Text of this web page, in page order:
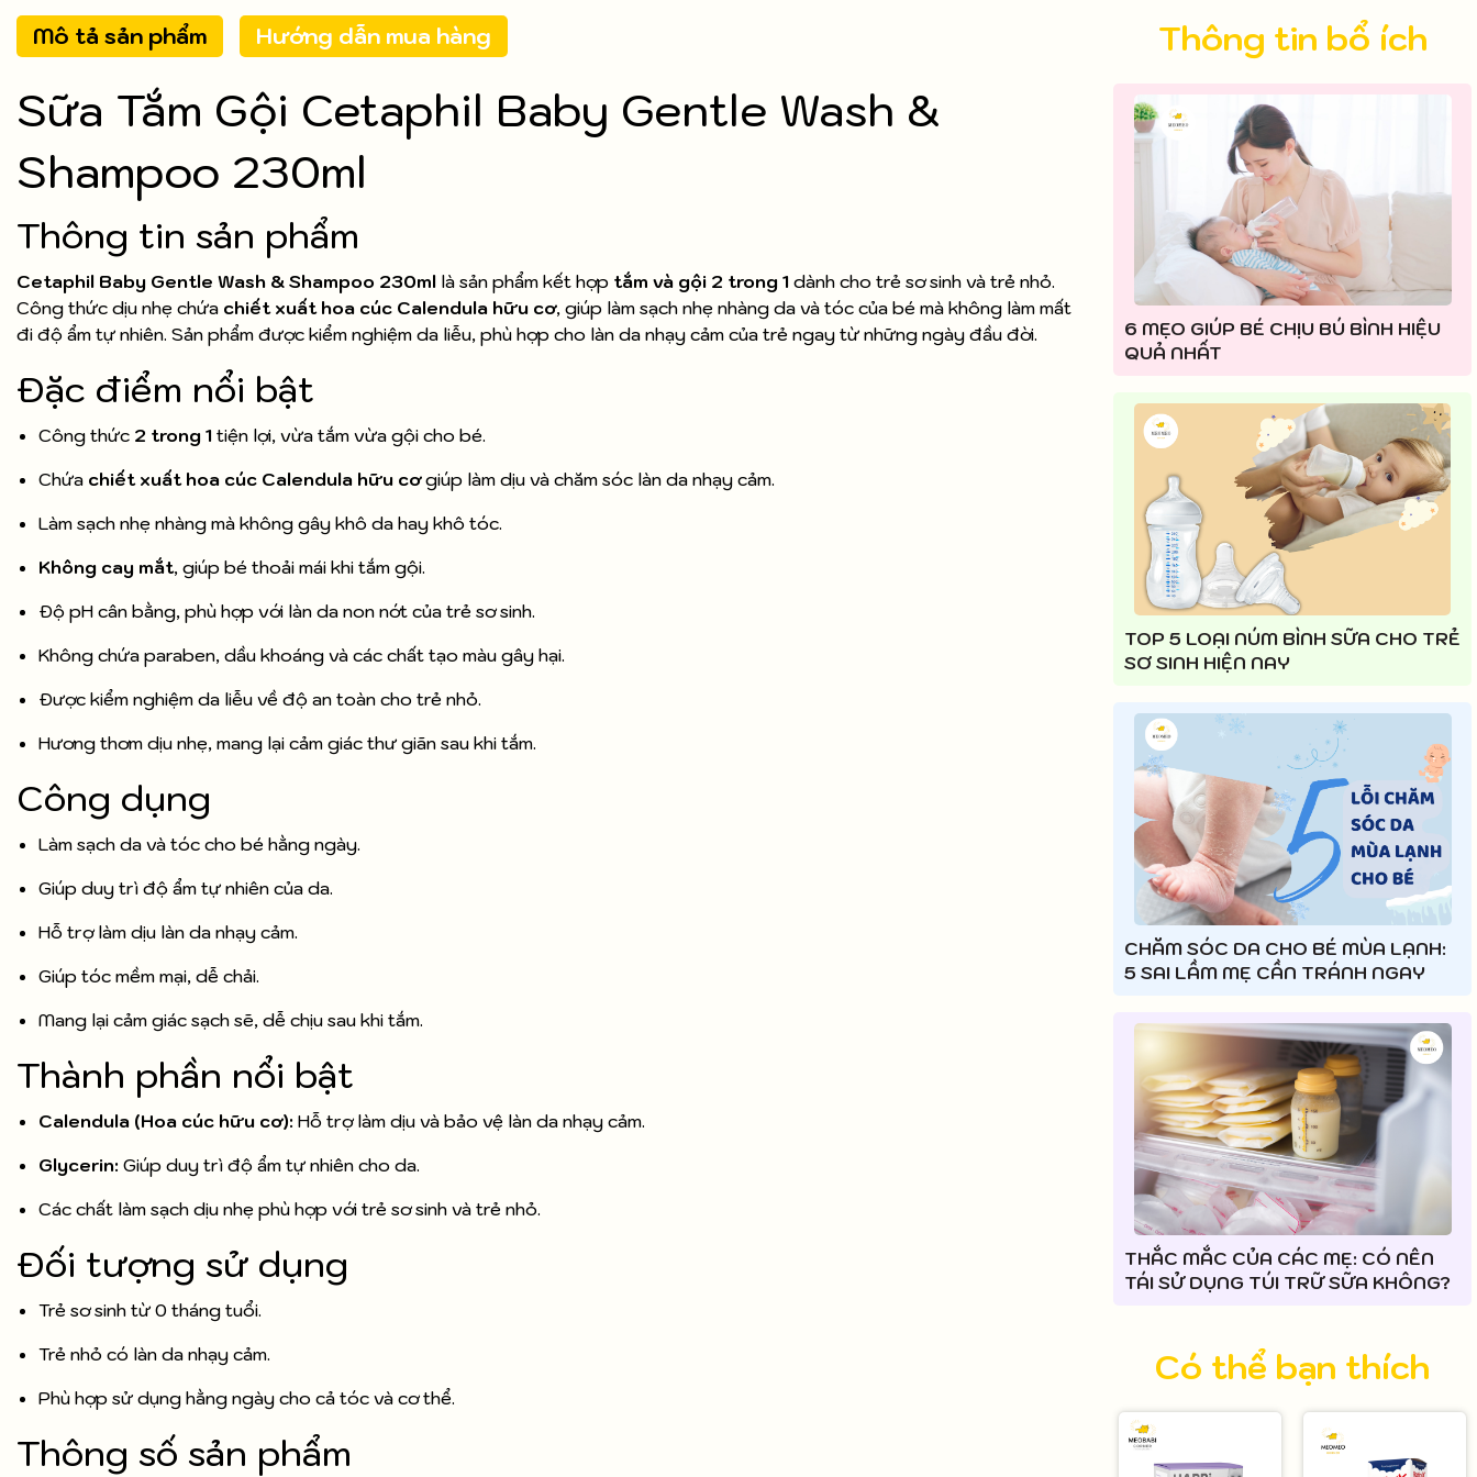
Mô tả sản phẩm Hướng dẫn mua hàng
Sữa Tắm Gội Cetaphil Baby Gentle Wash &
Shampoo 230ml
Thông tin sản phẩm
Cetaphil Baby Gentle Wash & Shampoo 230ml là sản phẩm kết hợp tắm và gội 2 trong 1 dành cho trẻ sơ sinh và trẻ nhỏ.
Công thức dịu nhẹ chứa chiết xuất hoa cúc Calendula hữu cơ, giúp làm sạch nhẹ nhàng da và tóc của bé mà không làm mất
đi độ ẩm tự nhiên. Sản phẩm được kiểm nghiệm da liễu, phù hợp cho làn da nhạy cảm của trẻ ngay từ những ngày đầu đời.
Đặc điểm nổi bật
Công thức 2 trong 1 tiện lợi, vừa tắm vừa gội cho bé.
Chứa chiết xuất hoa cúc Calendula hữu cơgiúp làm dịu và chăm sóc làn da nhạy cảm.
Làm sạch nhẹ nhàng mà không gây khô da hay khô tóc.
Không cay mắt, giúp bé thoải mái khi tắm gội.
Độ pH cân bằng, phù hợp với làn da non nớt của trẻ sơ sinh.
Không chứa paraben, dầu khoáng và các chất tạo màu gây hại.
Được kiểm nghiệm da liễu về độ an toàn cho trẻ nhỏ.
Hương thơm dịu nhẹ, mang lại cảm giác thư giãn sau khi tắm.
Công dụng
Làm sạch da và tóc cho bé hằng ngày.
Giúp duy trì độ ẩm tự nhiên của da.
Hỗ trợ làm dịu làn da nhạy cảm.
Giúp tóc mềm mại, dễ chải.
Mang lại cảm giác sạch sẽ, dễ chịu sau khi tắm.
Thành phần nổi bật
Calendula (Hoa cúc hữu cơ): Hỗ trợ làm dịu và bảo vệ làn da nhạy cảm.
Glycerin: Giúp duy trì độ ẩm tự nhiên cho da.
Các chất làm sạch dịu nhẹ phù hợp với trẻ sơ sinh và trẻ nhỏ.
Đối tượng sử dụng
Trẻ sơ sinh từ 0 tháng tuổi.
Trẻ nhỏ có làn da nhạy cảm.
Phù hợp sử dụng hằng ngày cho cả tóc và cơ thể.
Thông số sản phẩm
Thông tin bổ ích
6 MẸO GIÚP BÉ CHỊU BÚ BÌNH HIỆU
QUẢ NHẤT
TOP 5 LOẠI NÚM BÌNH SỮA CHO TRẺ
SƠ SINH HIỆN NAY
CHĂM SÓC DA CHO BÉ MÙA LẠNH:
5 SAI LẦM MẸ CẦN TRÁNH NGAY
THẮC MẮC CỦA CÁC MẸ: CÓ NÊN
TÁI SỬ DỤNG TÚI TRỮ SỮA KHÔNG?
Có thể bạn thích